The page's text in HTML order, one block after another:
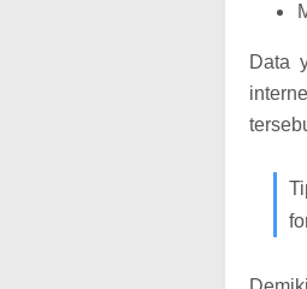
Data